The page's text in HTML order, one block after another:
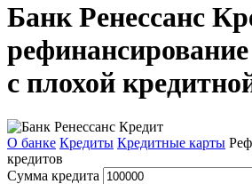
Банк Ренессанс
с плохой
О банке Кредиты Кредитные карты
кредитов
Сумма кредита